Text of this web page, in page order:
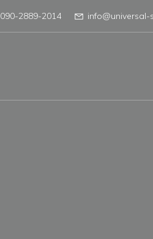
090-2889-2014 info@universal-